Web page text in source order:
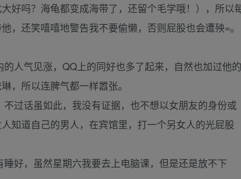
好吗？海龟都变成海带了，还留个毛学哦！），所以
，还笑嘻嘻地警告我不要偷懒，否则屁股也会遭殃=。
人气见涨，QQ上的同好也多了起来，自然也加过他的
，所以连脾气都一样嚣张。
过话虽如此，我没有证据，也不想以女朋友的身份或
知道自己的男人，在宾馆里，打一个另女人的光屁股
好，虽然星期六我要去上电脑课，但是还是放不下